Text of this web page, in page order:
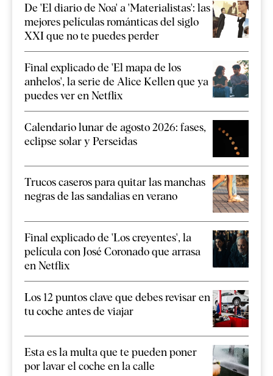
De 'El diario de Noa' a 'Materialistas': las
mejores películas románticas del siglo
XXI que no te puedes perder
Final explicado de 'El mapa de los
anhelos', la serie de Alice Kellen que ya
puedes ver en Netflix
Calendario lunar de agosto 2026: fases,
eclipse solar y Perseidas
Trucos caseros para quitar las manchas
negras de las sandalias en verano
Final explicado de 'Los creyentes', la
película con José Coronado que arrasa
en Netflix
Los 12 puntos clave que debes revisar en
tu coche antes de viajar
Esta es la multa que te pueden poner
por lavar el coche en la calle